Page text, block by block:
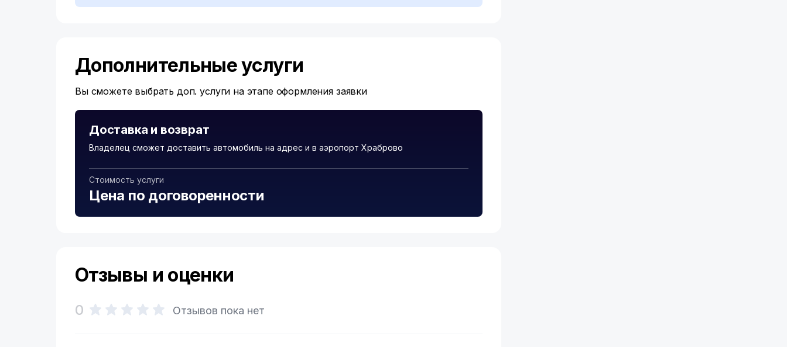
Дополнительные услуги
Вы сможете выбрать доп. услуги на этапе оформления заявки
Доставка и возврат
Владелец сможет доставить автомобиль на адрес и в аэропорт Храброво
Стоимость услуги
Цена по договоренности
Отзывы и оценки
0 Отзывов пока нет